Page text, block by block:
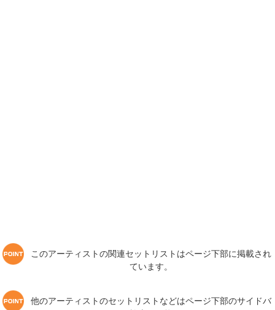
このアーティストの関連セットリストはページ下部に掲載され
ています。
他のアーティストのセットリストなどはページ下部のサイドバ